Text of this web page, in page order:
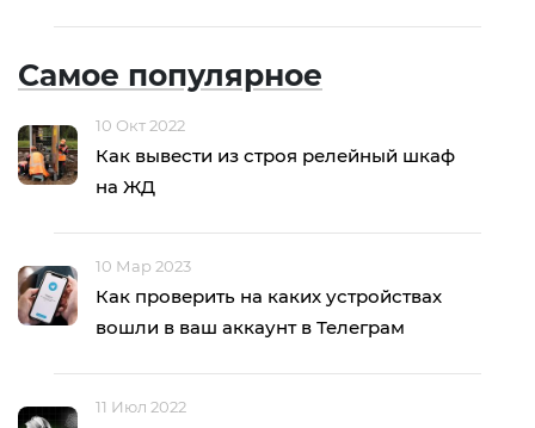
Самое популярное
10 Окт 2022
Как вывести из строя релейный шкаф
на ЖД
10 Мар 2023
Как проверить на каких устройствах
вошли в ваш аккаунт в Телеграм
11 Июл 2022